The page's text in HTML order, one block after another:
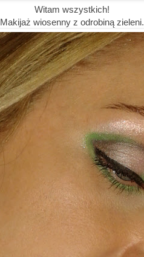
Witam wszystkich!
Makijaż wiosenny z odrobiną zieleni.